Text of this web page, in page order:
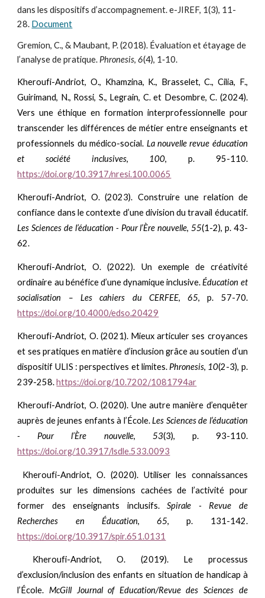
dans les dispositifs d’accompagnement. e-JIREF, 1(3), 11-
28. Document
Gremion, C., & Maubant, P. (2018). Évaluation et étayage de
l’analyse de pratique. Phronesis,6(4), 1‑10.
Kheroufi-Andriot, O., Khamzina, K., Brasselet, C., Cilia, F.,
Guirimand, N., Rossi, S., Legrain, C. et Desombre, C. (2024).
Vers une éthique en formation interprofessionnelle pour
transcender les différences de métier entre enseignants et
professionnels du médico-social. La nouvelle revue éducation
et société inclusives, 100, p. 95-110.
https://doi.org/10.3917/nresi.100.0065
Kheroufi-Andriot, O. (2023). Construire une relation de
confiance dans le contexte d’une division du travail éducatif.
Les Sciences de l’éducation - Pour l’Ère nouvelle, 55(1-2), p. 43-
62.
Kheroufi-Andriot, O. (2022).
Un exemple de créativité
ordinaire au bénéfice d’une dynamique inclusive.Éducation et
socialisation – Les cahiers du CERFEE,65, p. 57-70.
https://doi.org/10.4000/edso.20429
Kheroufi-Andriot, O. (2021). Mieux articuler ses croyances
et ses pratiques en matière d’inclusion grâce au soutien d’un
dispositif ULIS : perspectives et limites. Phronesis, 10(2-3), p.
239-258.https://doi.org/10.7202/1081794ar
Kheroufi-Andriot, O. (2020). Une autre manière d’enquêter
auprès de jeunes enfants à l’École.Les Sciences de l’éducation
- Pour l’Ère nouvelle, 53(3), p. 93-110.
https://doi.org/10.3917/lsdle.533.0093
Kheroufi-Andriot, O. (2020). Utiliser les connaissances
produites sur les dimensions cachées de l’activité pour
former des enseignants inclusifs.Spirale - Revue de
Recherches en Éducation,65, p. 131-142.
https://doi.org/10.3917/spir.651.0131
Kheroufi-Andriot, O. (2019). Le processus
d’exclusion/inclusion des enfants en situation de handicap à
l’École.McGill Journal of Education/Revue des Sciences de